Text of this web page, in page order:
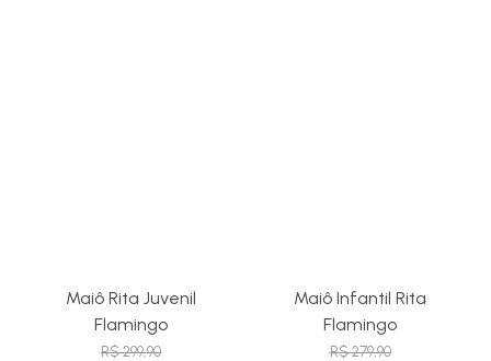
Maiô Rita Juvenil
Flamingo
R$ 299,90
Maiô Infantil Rita
Flamingo
R$ 279,90